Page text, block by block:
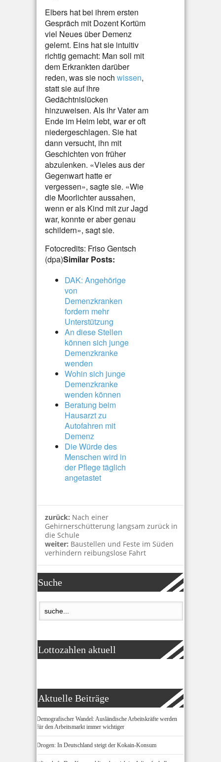
Elbers hat bei ihrem ersten
Gespräch mit Dozent Kortüm
viel Neues über Demenz
gelernt. Eins hat sie intuitiv
richtig gemacht: Man soll mit
dem Erkrankten darüber
reden, was sie noch wissen,
statt sie auf ihre
Gedächtnislücken
hinzuweisen. Als ihr Vater am
Ende im Heim lebt, war er oft
niedergeschlagen. Sie hat
dann versucht, ihn mit
Geschichten von früher
abzulenken. «Vieles aus der
Gegenwart hatte er
vergessen», sagte sie. «Wie
die Moorlichter aussahen,
wenn er als Kind mit zur Jagd
war, konnte er aber genau
schildern», sagt sie.
Fotocredits: Friso Gentsch
(dpa)Similar Posts:
DAK: Angehörige
von
Demenzkranken
fordern mehr
Unterstützung
An diese Stellen
können sich junge
Demenzkranke
wenden
Wohin sich junge
Demenzkranke
wenden können
Beratung beim
Hausarzt zu
Autofahren mit
Demenz
Die Würde des
Menschen wird in
der Pflege täglich
angetastet
zurück: Nach einer
Gehirnerschütterung langsam zurück in
die Schule
weiter: Baustellen und Feste im Süden
verhindern reibungslose Fahrt
Suche
Lottozahlen aktuell
Aktuelle Beiträge
Demografischer Wandel: Ausländische Arbeitskräfte werden
für den Arbeitsmarkt immer wichtiger
Drogen: In Deutschland steigt der Kokain-Konsum